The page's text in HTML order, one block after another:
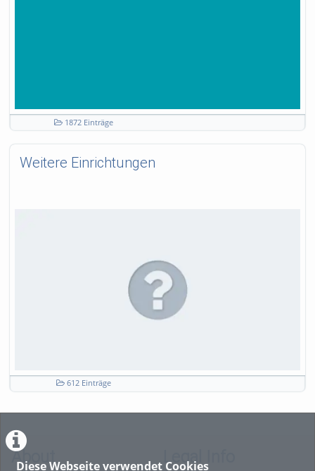
Diese Webseite verwendet Cookies
1872 Einträge
Weitere Einrichtungen
612 Einträge
About Legal Info